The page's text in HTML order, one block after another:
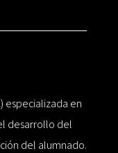
especializada en
desarrollo del
del alumnado.